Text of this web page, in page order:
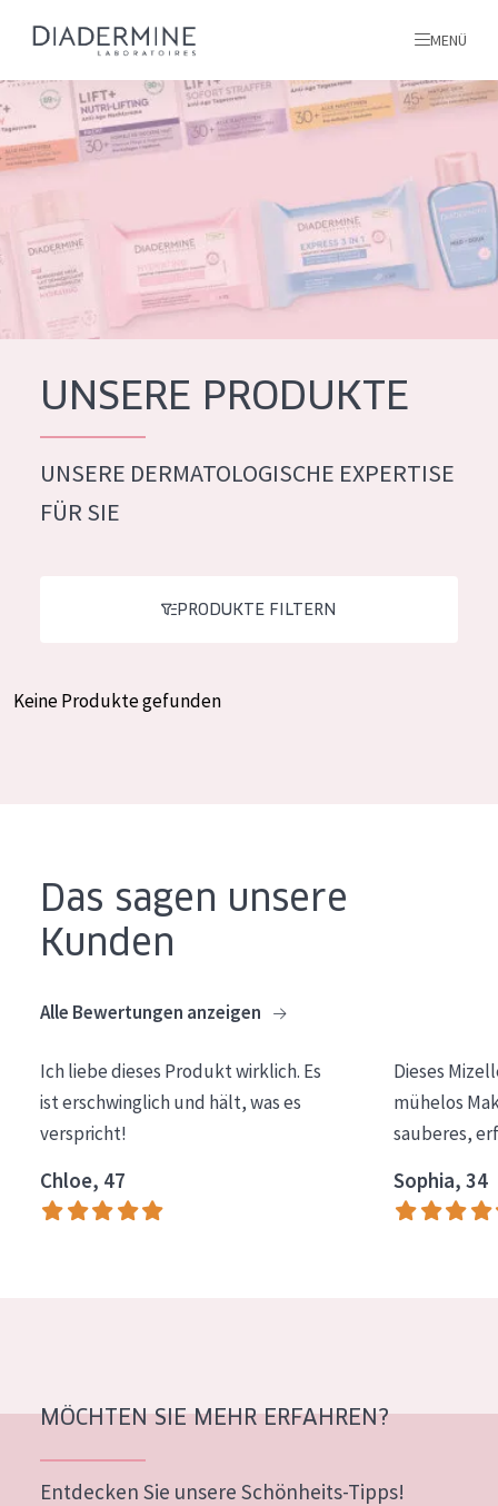
PRODUKTTYP
Feuchtigkeit und Ausstrahlung
Hautregeneration
PRODUKTTYP
Reinigung
Essentials
Lift+
Expert
Empfindliche Haut
Jedes alter
ALLE PRODUKTE
Alle produkte
MENÜ
inhaltsstoffe
Über uns
Inspiration
Kontakt
French
UNSERE PRODUKTE
UNSERE DERMATOLOGISCHE EXPERTISE
FÜR SIE
PRODUKTE FILTERN
Keine Produkte gefunden
Das sagen unsere
Kunden
Alle Bewertungen anzeigen
Ich liebe dieses Produkt wirklich. Es
ist erschwinglich und hält, was es
verspricht!
Chloe, 47
Dieses
mühelos
sauberes,
Sophia, 34
MÖCHTEN SIE MEHR ERFAHREN?
Entdecken Sie unsere Schönheits-Tipps!